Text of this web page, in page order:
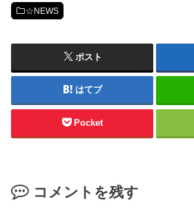
☆NEWS
ポスト
はてブ
Pocket
コメントを残す